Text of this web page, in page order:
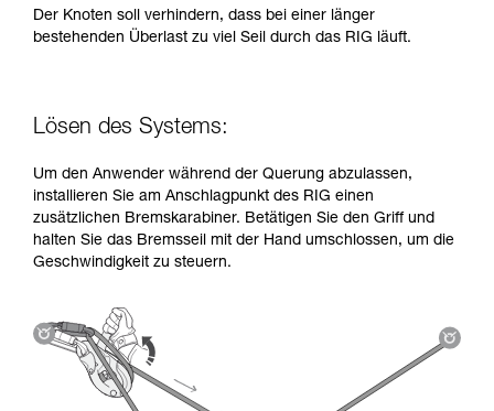
Der Knoten soll verhindern, dass bei einer länger
bestehenden Überlast zu viel Seil durch das RIG läuft.
Lösen des Systems:
Um den Anwender während der Querung abzulassen,
installieren Sie am Anschlagpunkt des RIG einen
zusätzlichen Bremskarabiner. Betätigen Sie den Griff und
halten Sie das Bremsseil mit der Hand umschlossen, um die
Geschwindigkeit zu steuern.